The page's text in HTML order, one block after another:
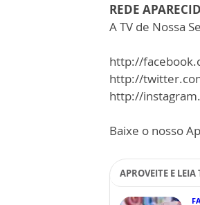
REDE
A TV de Nossa
http://
http://
http://
Baixe o nosso
APROVEITE E